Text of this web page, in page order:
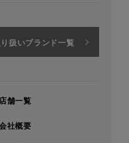
扱いブランド一覧
店舗一覧
社概要